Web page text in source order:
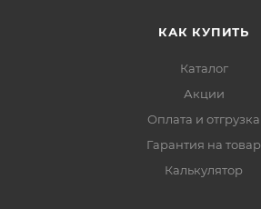
КАК КУПИТЬ
Каталог
Акции
Оплата и отгрузка
Гарантия на товар
Калькулятор